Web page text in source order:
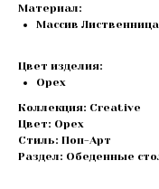
Материал:
Массив Лиственница
Цвет изделия:
Орех
Коллекция: Creative
Цвет: Орех
Стиль: Поп-Арт
Раздел: Обеденные